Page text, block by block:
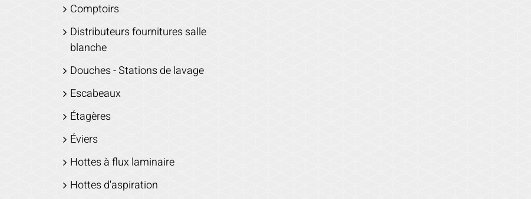
Comptoirs
Distributeurs fournitures salle
blanche
Douches - Stations de lavage
Escabeaux
Étagères
Éviers
Hottes à flux laminaire
Hottes d'aspiration